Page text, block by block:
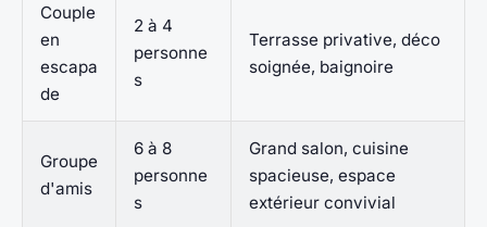
Couple
en
escapa
de
2 à 4
personne
s
Terrasse privative, déco
soignée, baignoire
Groupe
d'amis
6 à 8
personne
s
Grand salon, cuisine
spacieuse, espace
extérieur convivial